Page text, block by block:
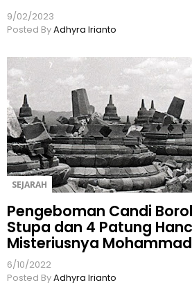
9/02/2023
Posted ByAdhyra Irianto
SEJARAH
Pengeboman Candi
Stupa dan 4 Patung
Misteriusnya
6/10/2022
Posted ByAdhyra Irianto